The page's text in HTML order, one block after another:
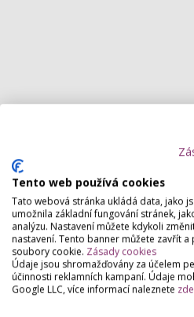
Tento web používá cookies
Tato webová stránka ukládá data, jako
umožnila základní fungování stránek,
analýzu. Nastavení můžete kdykoli
nastavení. Tento banner můžete zavřít
soubory cookie. Zásady cookies
Údaje jsou shromažďovány za účelem
účinnosti reklamních kampaní. Údaje
Google LLC, více informací naleznete zde